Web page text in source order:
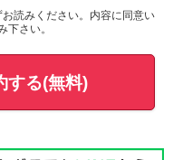
お読みください。内容に同意い
下さい。
する(無料)